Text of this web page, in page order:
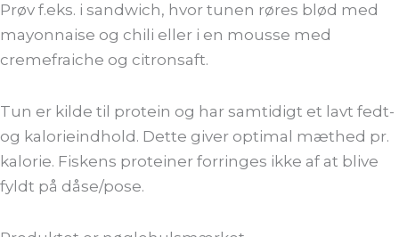
Prøv f.eks. i sandwich, hvor tunen røres blød med
mayonnaise og chili eller i en mousse med
cremefraiche og citronsaft.
Tun er kilde til protein og har samtidigt et lavt fedt-
og kalorieindhold. Dette giver optimal mæthed pr.
kalorie. Fiskens proteiner forringes ikke af at blive
fyldt på dåse/pose.